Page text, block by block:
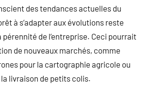
des tendances actuelles du
à s’adapter aux évolutions reste
pérennité de l’entreprise. Ceci pourrait
de nouveaux marchés, comme
pour la cartographie agricole ou
livraison de petits colis.